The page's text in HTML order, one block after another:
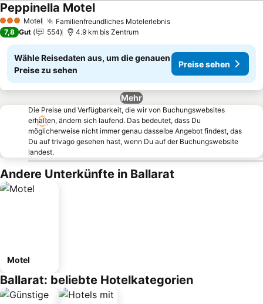
3 SterneMotel Familienfreundliches MotelerlebnisPreise sehen
Peppinella MotelPreise sehen
7,8 Gut 554 4.9 km bis Zentrum
Wähle Reisedaten aus, um die genauen
Preise zu sehen
Preise sehen
Mehr
Die Preise und Verfügbarkeit, die wir von Buchungswebsites
erhalten, ändern sich laufend. Das bedeutet, dass Du
möglicherweise nicht immer genau dasselbe Angebot findest, das
Du auf trivago gesehen hast, wenn Du auf der Buchungswebsite
landest.
Andere Unterkünfte in Ballarat
Motel
Ballarat: beliebte Hotelkategorien